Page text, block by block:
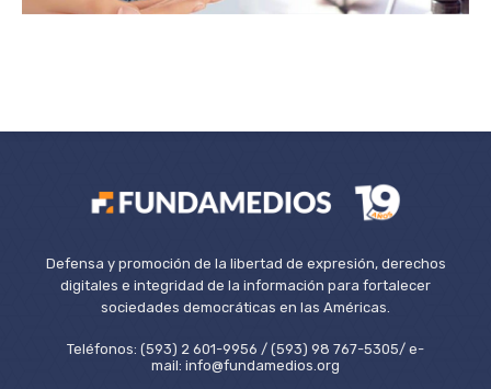
Defensa y promoción de la libertad de expresión, derechos
digitales e integridad de la información para fortalecer
sociedades democráticas en las Américas.
Teléfonos: (593) 2 601-9956 / (593) 98 767-5305/ e-
mail: info@fundamedios.org